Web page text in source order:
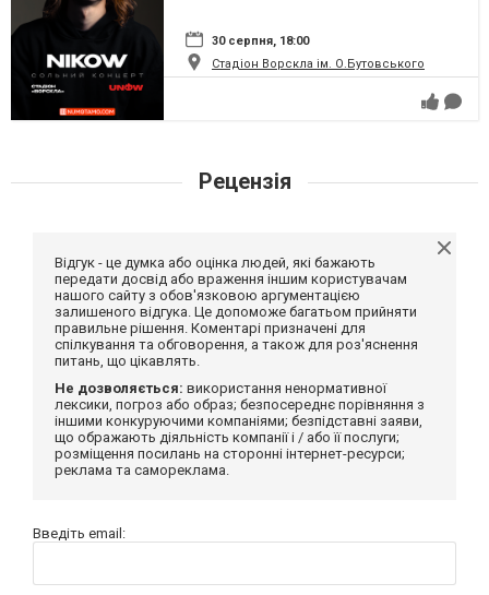
30 серпня, 18:00
Стадіон Ворскла ім. О.Бутовського
Рецензія
Відгук - це думка або оцінка людей, які бажають
передати досвід або враження іншим користувачам
нашого сайту з обов'язковою аргументацією
залишеного відгука. Це допоможе багатьом прийняти
правильне рішення. Коментарі призначені для
спілкування та обговорення, а також для роз'яснення
питань, що цікавлять.
Не дозволяється: використання ненормативної
лексики, погроз або образ; безпосереднє порівняння з
іншими конкуруючими компаніями; безпідставні заяви,
що ображають діяльність компанії і / або її послуги;
розміщення посилань на сторонні інтернет-ресурси;
реклама та самореклама.
Введіть email: